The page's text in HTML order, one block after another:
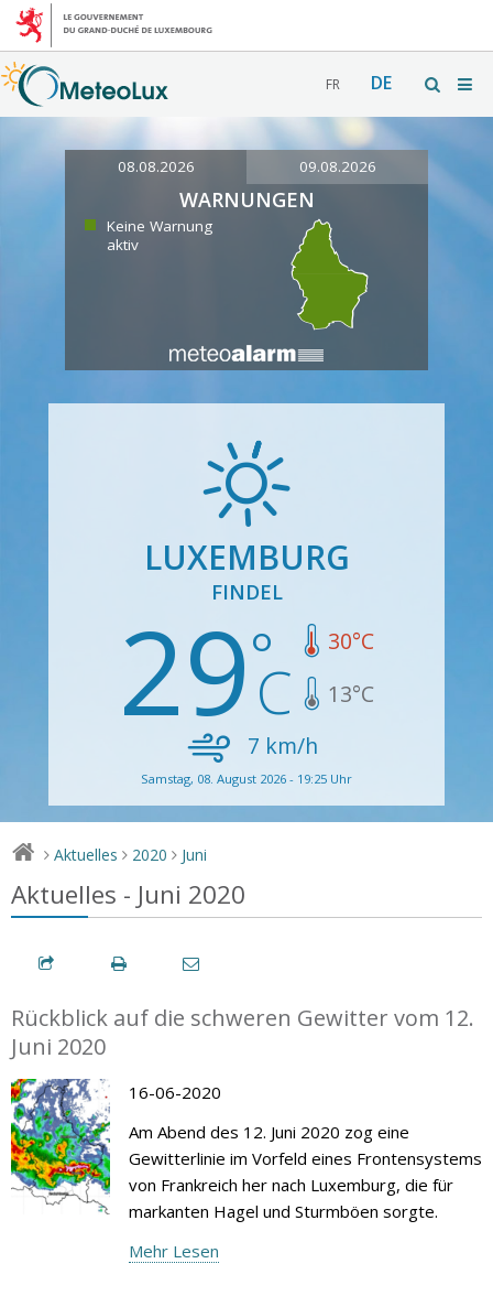
FR DE
08.08.2026 09.08.2026
WARNUNGEN
Keine Warnung
aktiv
LUXEMBURG
FINDEL
29 30°C
13°C
7 km/h
Samstag, 08. August 2026 - 19:25 Uhr
> Aktuelles > 2020 > Juni
Aktuelles - Juni 2020
Rückblick auf die schweren Gewitter vom 12.
Juni 2020
16-06-2020
Am Abend des 12. Juni 2020 zog eine
Gewitterlinie im Vorfeld eines Frontensystems
von Frankreich her nach Luxemburg, die für
markanten Hagel und Sturmböen sorgte.
Mehr Lesen